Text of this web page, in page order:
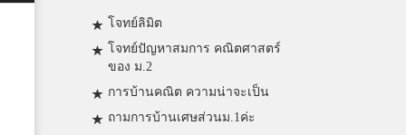
โจทย์ลิมิต
โจทย์ปัญหาสมการ คณิตศาสตร์
ของ ม.2
การบ้านคณิต ความน่าจะเป็น
ถามการบ้านเศษส่วนม.1ค่ะ